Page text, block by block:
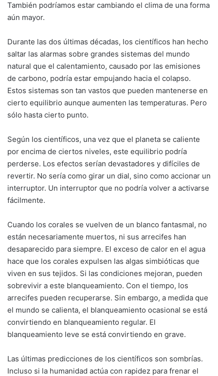
También podríamos estar cambiando el clima de una forma
aún mayor.
Durante las dos últimas décadas, los científicos han hecho
saltar las alarmas sobre grandes sistemas del mundo
natural que el calentamiento, causado por las emisiones
de carbono, podría estar empujando hacia el colapso.
Estos sistemas son tan vastos que pueden mantenerse en
cierto equilibrio aunque aumenten las temperaturas. Pero
sólo hasta cierto punto.
Según los científicos, una vez que el planeta se caliente
por encima de ciertos niveles, este equilibrio podría
perderse. Los efectos serían devastadores y difíciles de
revertir. No sería como girar un dial, sino como accionar un
interruptor. Un interruptor que no podría volver a activarse
fácilmente.
Cuando los corales se vuelven de un blanco fantasmal, no
están necesariamente muertos, ni sus arrecifes han
desaparecido para siempre. El exceso de calor en el agua
hace que los corales expulsen las algas simbióticas que
viven en sus tejidos. Si las condiciones mejoran, pueden
sobrevivir a este blanqueamiento. Con el tiempo, los
arrecifes pueden recuperarse. Sin embargo, a medida que
el mundo se calienta, el blanqueamiento ocasional se está
convirtiendo en blanqueamiento regular. El
blanqueamiento leve se está convirtiendo en grave.
Las últimas predicciones de los científicos son sombrías.
Incluso si la humanidad actúa con rapidez para frenar el